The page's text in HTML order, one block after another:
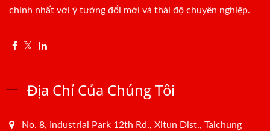
chỉnh nhất với ý tưởng đổi mới và thái độ chuyên nghiệp.
Địa Chỉ Của Chúng Tôi
No. 8, Industrial Park 12th Rd., Xitun Dist., Taichung